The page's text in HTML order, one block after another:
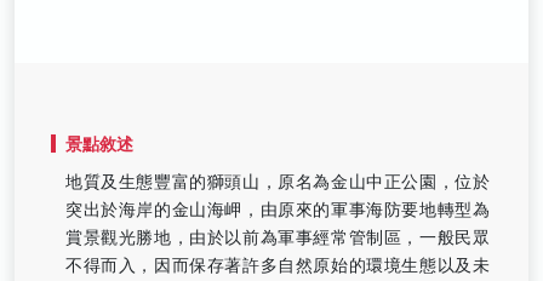
景點敘述
地質及生態豐富的獅頭山，原名為金山中正公園，位於
突出於海岸的金山海岬，由原來的軍事海防要地轉型為
賞景觀光勝地，由於以前為軍事經常管制區，一般民眾
不得而入，因而保存著許多自然原始的環境生態以及未